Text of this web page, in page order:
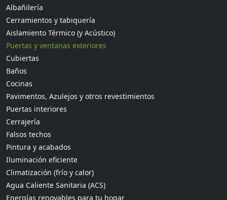
Albañilería
Cerramientos y tabiquería
Aislamiento Térmico (y Acústico)
Puertas y ventanas exteriores
Cubiertas
Baños
Cocinas
Pavimentos, Azulejos y otros revestimientos
Puertas interiores
Cerrajería
Falsos techos
Pintura y acabados
Iluminación eficiente
Climatización (frío y calor)
Agua Caliente Sanitaria (ACS)
Energías renovables para tu hogar